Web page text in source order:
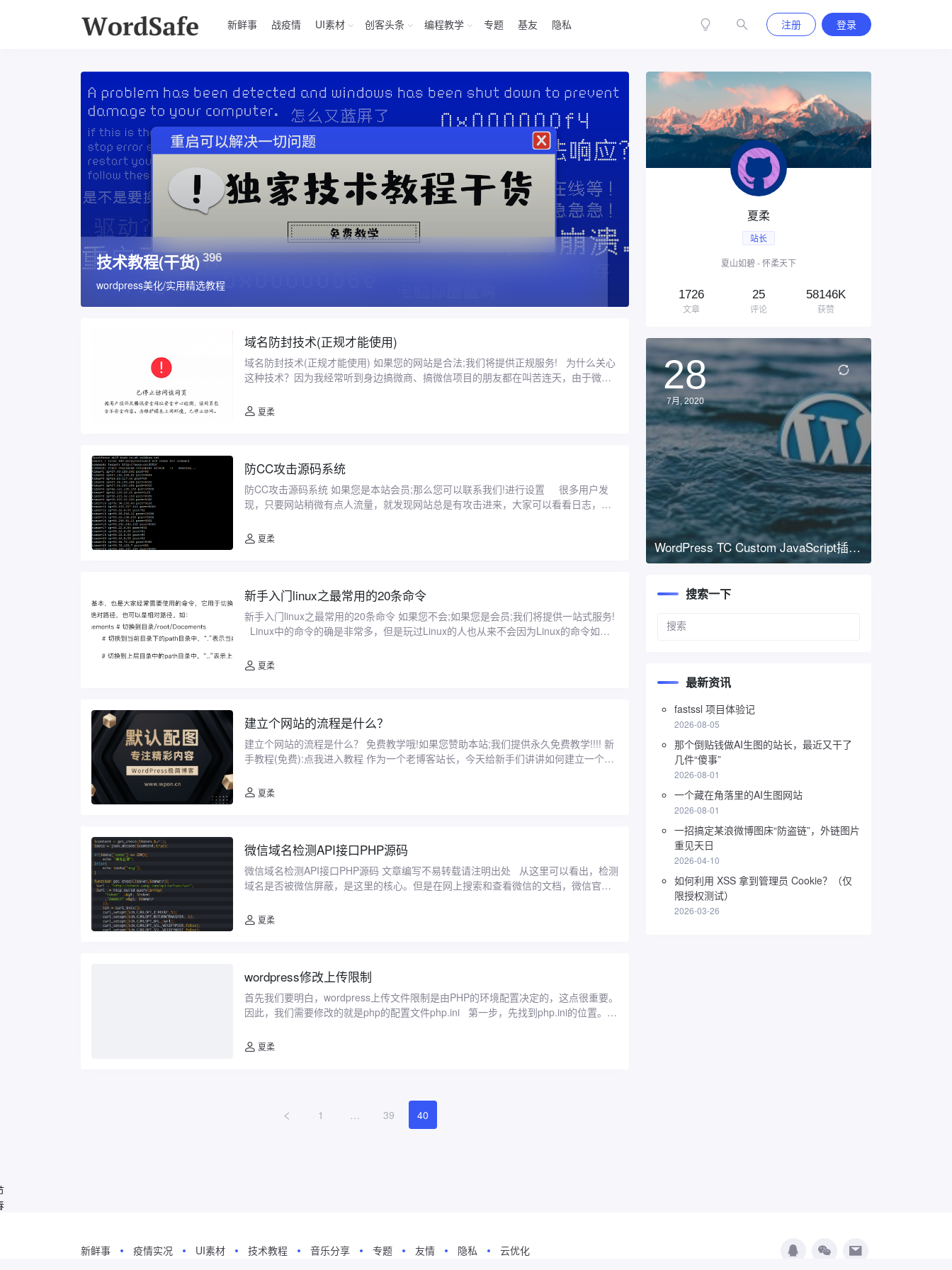
新鲜事 战疫情 UI素材 创客头条 编程教学 专题 基友 隐私 注册 登录
技术教程(干货) 396
wordpress美化/实用精选教程
域名防封技术(正规才能使用)
域名防封技术(正规才能使用) 如果您的网站是合法;我们将提供正规服务! 为什么关心
这种技术？因为我经常听到身边搞微商、搞微信项目的朋友都在叫苦连天，由于微信
夏柔
防CC攻击源码系统
防CC攻击源码系统 如果您是本站会员;那么您可以联系我们!进行设置 很多用户发
现，只要网站稍微有点人流量，就发现网站总是有攻击进来，大家可以看看日志，会
夏柔
新手入门linux之最常用的20条命令
新手入门linux之最常用的20条命令 如果您不会;如果您是会员;我们将提供一站式服务!
Linux中的命令的确是非常多，但是玩过Linux的人也从来不会因为Linux的命令如此
夏柔
建立个网站的流程是什么？
建立个网站的流程是什么？ 免费教学哦!如果您赞助本站;我们提供永久免费教学!!!! 新
手教程(免费):点我进入教程 作为一个老博客站长，今天给新手们讲讲如何建立一个自
夏柔
微信域名检测API接口PHP源码
微信域名检测API接口PHP源码 文章编写不易转载请注明出处 从这里可以看出，检测
域名是否被微信屏蔽，是这里的核心。但是在网上搜索和查看微信的文档，微信官方
夏柔
wordpress修改上传限制
首先我们要明白，wordpress上传文件限制是由PHP的环境配置决定的，这点很重要。
因此，我们需要修改的就是php的配置文件php.ini 第一步，先找到php.ini的位置。如
夏柔
1 … 39 40
夏柔
站长
夏山如碧 - 怀柔天下
1726
文章
25
评论
58146K
获赞
28
7月, 2020
WordPress TC Custom JavaScript插件
跨站脚本漏洞
搜索一下
最新资讯
fastssl 项目体验记
2026-08-05
那个倒贴钱做AI生图的站长，最近又干了
几件“傻事”
2026-08-01
一个藏在角落里的AI生图网站
2026-08-01
一招搞定某浪微博图床“防盗链”，外链图片
重见天日
2026-04-10
如何利用 XSS 拿到管理员 Cookie？（仅
限授权测试）
2026-03-26
新鲜事 疫情实况 UI素材 技术教程 音乐分享 专题 友情 隐私 云优化